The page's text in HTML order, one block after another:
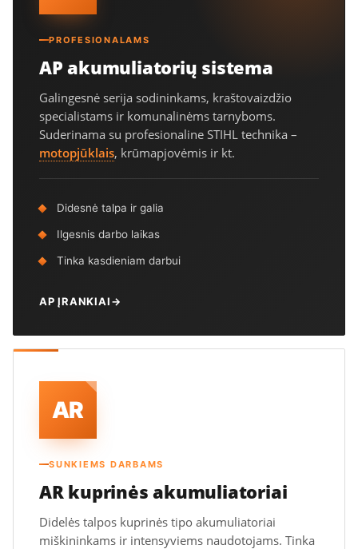
PROFESIONALAMS
AP akumuliatorių sistema
Galingesnė serija sodininkams, kraštovaizdžio
specialistams ir komunalinėms tarnyboms.
Suderinama su profesionaline STIHL technika –
motopjūklais, krūmapjovėmis ir kt.
Didesnė talpa ir galia
Ilgesnis darbo laikas
Tinka kasdieniam darbui
AP ĮRANKIAI→
AR
SUNKIEMS DARBAMS
AR kuprinės akumuliatoriai
Didelės talpos kuprinės tipo akumuliatoriai
miškininkams ir intensyviems naudotojams. Tinka